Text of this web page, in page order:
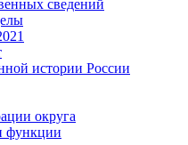
сведений
истории России
округа
функции